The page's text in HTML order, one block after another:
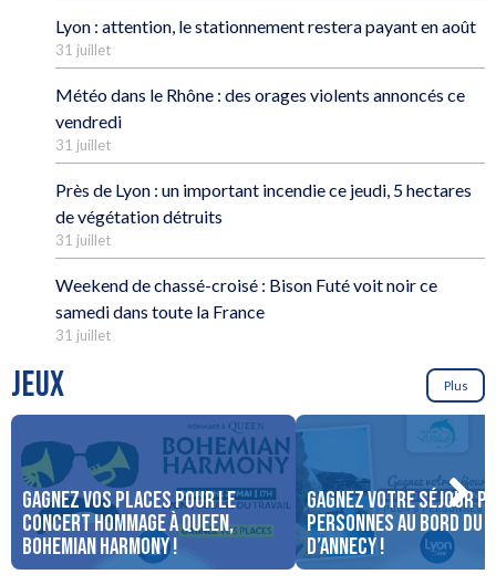
Lyon : attention, le stationnement restera payant en août
31 juillet
Météo dans le Rhône : des orages violents annoncés ce
vendredi
31 juillet
Près de Lyon : un important incendie ce jeudi, 5 hectares
de végétation détruits
31 juillet
Weekend de chassé-croisé : Bison Futé voit noir ce
samedi dans toute la France
31 juillet
JEUX Plus
Gagnez vos places pour le
concert Hommage à Queen,
Bohemian Harmony !
Gagnez votre séjour
personnes au bord du
d’Annecy !